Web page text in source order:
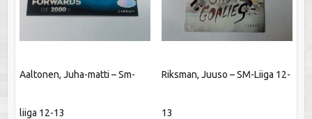
Aaltonen, Juha-matti – Sm-
liiga 12-13
Riksman, Juuso – SM-Liiga 12-
13